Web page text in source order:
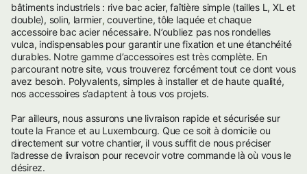
bâtiments industriels : rive bac acier, faîtière simple (tailles L, XL et
double), solin, larmier, couvertine, tôle laquée et chaque
accessoire bac acier nécessaire. N’oubliez pas nos rondelles
vulca, indispensables pour garantir une fixation et une étanchéité
durables. Notre gamme d’accessoires est très complète. En
parcourant notre site, vous trouverez forcément tout ce dont vous
avez besoin. Polyvalents, simples à installer et de haute qualité,
nos accessoires s’adaptent à tous vos projets.
Par ailleurs, nous assurons une livraison rapide et sécurisée sur
toute la France et au Luxembourg. Que ce soit à domicile ou
directement sur votre chantier, il vous suffit de nous préciser
l’adresse de livraison pour recevoir votre commande là où vous le
désirez.